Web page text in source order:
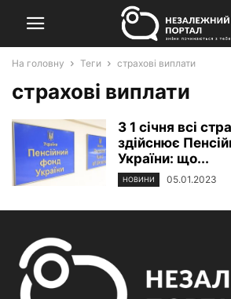
На головну Теги страхові виплати
страхові виплати
З 1 січня всі
здійснює
України: що...
НОВИНИ 05.01.2023